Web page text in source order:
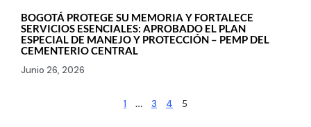
BOGOTÁ PROTEGE SU MEMORIA Y FORTALECE
SERVICIOS ESENCIALES: APROBADO EL PLAN
ESPECIAL DE MANEJO Y PROTECCIÓN – PEMP DEL
CEMENTERIO CENTRAL
Junio 26, 2026
1 … 3 4 5